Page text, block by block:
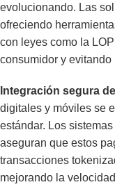
evolucionando. Las
ofreciendo
con leyes como la
consumidor y evitando
Integración segura
digitales y móviles se
estándar. Los
aseguran que estos
transacciones
mejorando la